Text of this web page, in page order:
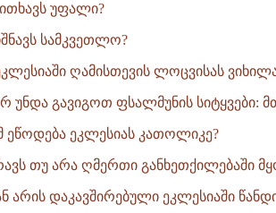
უფალი?
სამკვეთლო?
ღამისთევის ლოცვისას
უნდა გავიგოთ ფსალმუნის სიტყვები:
ეწოდება ეკლესიას კათოლიკე?
თუ არა ღმერთი განხეთქილებაში
არის დაკავშირებული ეკლესიაში